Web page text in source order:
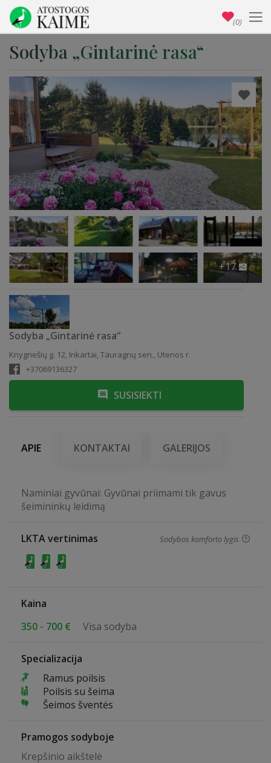
Sodyba „Gintarinė rasa“
+17
Sodyba „Gintarinė rasa“
Knygnešių g. 12, Inkartai, Tauragnų sen., Utenos r.
+37069136327
SUSISIEKTI
APIE KONTAKTAI GALERIJOS
Naminiai gyvūnai: Gyvūnai priimami tik gavus
šeimininkų leidimą
LKTA vertinimas Sodybos komforto lygis
Kaina
350 - 700 €
Visa sodyba
Specializacija
Ramus poilsis
Poilsis su šeima
Šeimos šventės
Pramogos sodyboje
Krepšinio aikštelė
(0)